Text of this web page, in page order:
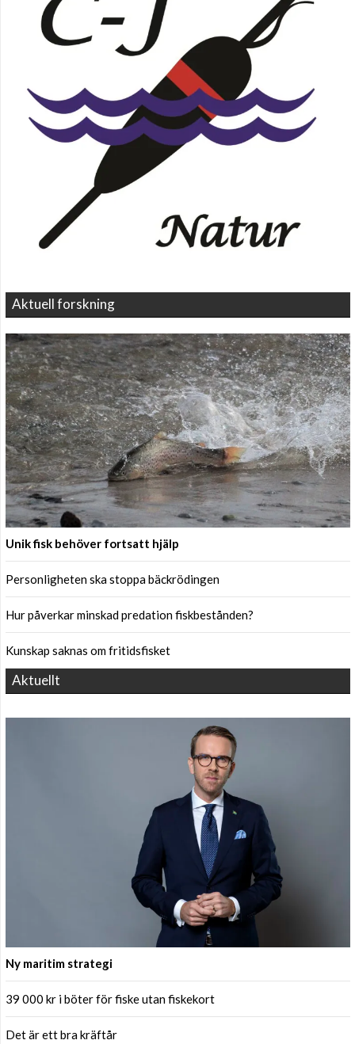
Aktuell forskning
Unik fisk behöver fortsatt hjälp
Personligheten ska stoppa bäckrödingen
Hur påverkar minskad predation fiskbestånden?
Kunskap saknas om fritidsfisket
Aktuellt
Ny maritim strategi
39 000 kr i böter för fiske utan fiskekort
Det är ett bra kräftår